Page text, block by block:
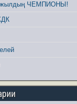
жылдың ЧЕМПИОНЫ!